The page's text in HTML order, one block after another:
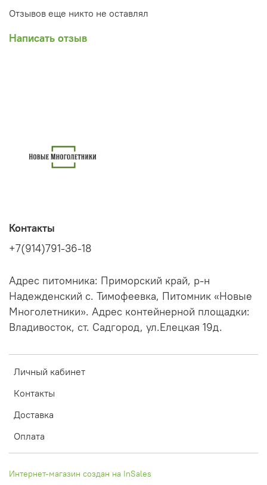
Отзывов еще никто не оставлял
Написать отзыв
Личный кабинет
Контакты
Доставка
Оплата
Контакты
+7(914)791-36-18
Адрес питомника: Приморский край, р-н
Надежденский с. Тимофеевка, Питомник «Новые
Многолетники». Адрес контейнерной площадки:
Владивосток, ст. Садгород, ул.Елецкая 19д.
Интернет-магазин создан на InSales